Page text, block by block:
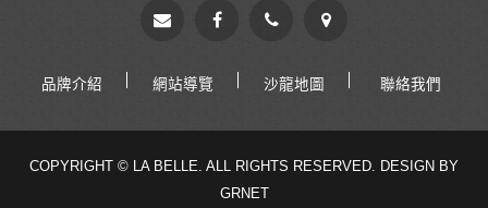
品牌介紹 網站導覽 沙龍地圖 聯絡我們
COPYRIGHT © LA BELLE. ALL RIGHTS RESERVED.
DESIGN BY
GRNET